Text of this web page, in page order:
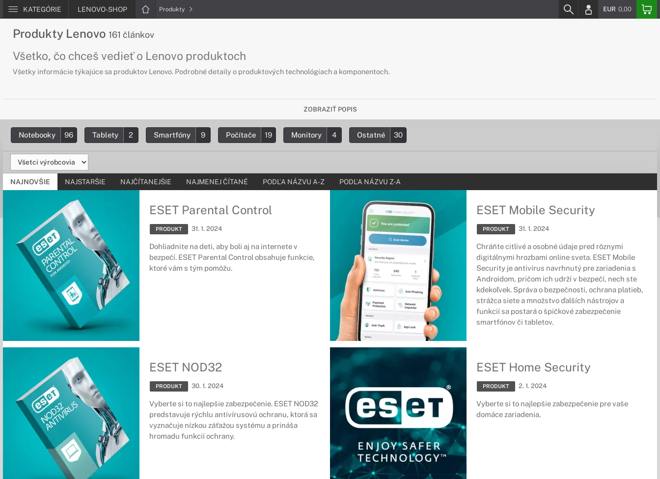
KATEGÓRIE LENOVO-SHOP Produkty EUR 0,00
Produkty Lenovo 161 článkov
Všetko, čo chceš vedieť o Lenovo produktoch
Všetky informácie týkajúce sa produktov Lenovo. Podrobné detaily o produktových technológiach a komponentoch.
ZOBRAZIŤ POPIS
Notebooky 96 Tablety 2 Smartfóny 9 Počítače 19 Monitory 4 Ostatné 30
NAJNOVŠIE NAJSTARŠIE NAJČÍTANEJŠIE NAJMENEJ ČÍTANÉ PODĽA NÁZVU A-Z PODĽA NÁZVU Z-A
ESET Parental Control
PRODUKT 31. 1. 2024
Dohliadnite na deti, aby boli aj na internete v
bezpečí. ESET Parental Control obsahuje funkcie,
ktoré vám s tým pomôžu.
ESET Mobile Security
PRODUKT 31. 1. 2024
Chráňte citlivé a osobné údaje pred rôznymi
digitálnymi hrozbami online sveta. ESET Mobile
Security je antivírus navrhnutý pre zariadenia s
Androidom, pričom ich udrží v bezpečí, nech ste
kdekoľvek. Správa o bezpečnosti, ochrana platieb,
strážca siete a množstvo ďalších nástrojov a
funkcií sa postará o špičkové zabezpečenie
smartfónov či tabletov.
ESET NOD32
PRODUKT 30. 1. 2024
Vyberte si to najlepšie zabezpečenie. ESET NOD32
predstavuje rýchlu antivírusovú ochranu, ktorá sa
vyznačuje nízkou záťažou systému a prináša
hromadu funkcií ochrany.
ESET Home Security
PRODUKT 2. 1. 2024
Vyberte si to najlepšie zabezpečenie pre vaše
domáce zariadenia.